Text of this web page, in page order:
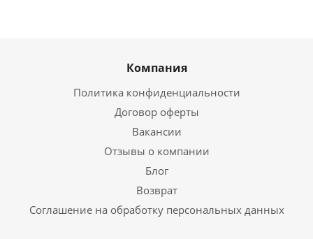
Компания
Политика конфиденциальности
Договор оферты
Вакансии
Отзывы о компании
Блог
Возврат
Соглашение на обработку персональных данных